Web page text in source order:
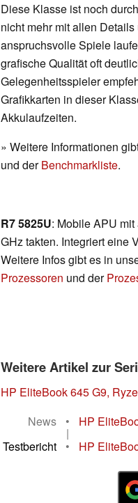
Diese Klasse ist noch
nicht mehr mit allen
anspruchsvolle Spiele
grafische Qualität oft
Gelegenheitsspieler
Grafikkarten in dieser
Akkulaufzeiten.
» Weitere Informationen
und derBenchmarkliste.
R7 5825U: Mobile APU
GHz takten. Integriert eine
Weitere Infos gibt es in
Prozessoren und der
Weitere Artikel zur
HP EliteBook 645 G9,
News
• HP
|
Testbericht
• HP